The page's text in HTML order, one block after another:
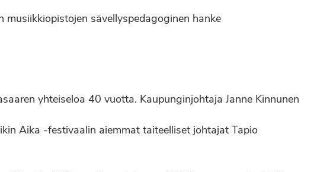
musiikkiopistojen sävellyspedagoginen hanke
yhteiseloa 40 vuotta. Kaupunginjohtaja Janne Kinnunen
Aika -festivaalin aiemmat taiteelliset johtajat Tapio